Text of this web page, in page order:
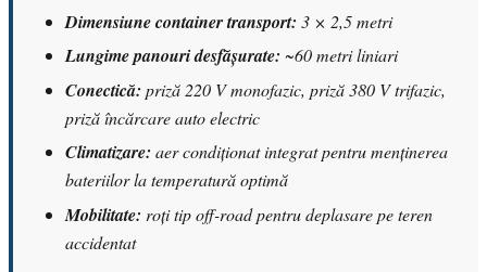
Dimensiune container transport: 3 × 2,5 metri
Lungime panouri desfășurate: ~60 metri liniari
Conectică: priză 220 V monofazic, priză 380 V trifazic,
priză încărcare auto electric
Climatizare: aer condiționat integrat pentru menținerea
bateriilor la temperatură optimă
Mobilitate: roți tip off-road pentru deplasare pe teren
accidentat